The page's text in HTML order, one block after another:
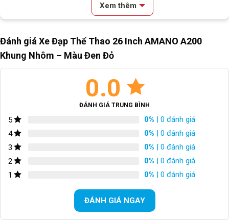
Xem thêm
Đánh giá Xe Đạp Thể Thao 26 Inch AMANO A200
Khung Nhôm – Màu Đen Đỏ
0.0
ĐÁNH GIÁ TRUNG BÌNH
5 0% | 0 đánh giá
4
0% | 0 đánh giá
3
0% | 0 đánh giá
2
0% | 0 đánh giá
1
0% | 0 đánh giá
ĐÁNH GIÁ NGAY